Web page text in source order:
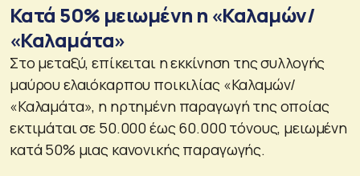
Κατά 50% μειωμένη η «Καλαμών/
«Καλαμάτα»
Στο μεταξύ, επίκειται η εκκίνηση της συλλογής
μαύρου ελαιόκαρπου ποικιλίας «Καλαμών/
«Καλαμάτα», η ηρτημένη παραγωγή της οποίας
εκτιμάται σε 50.000 έως 60.000 τόνους, μειωμένη
κατά 50% μιας κανονικής παραγωγής.